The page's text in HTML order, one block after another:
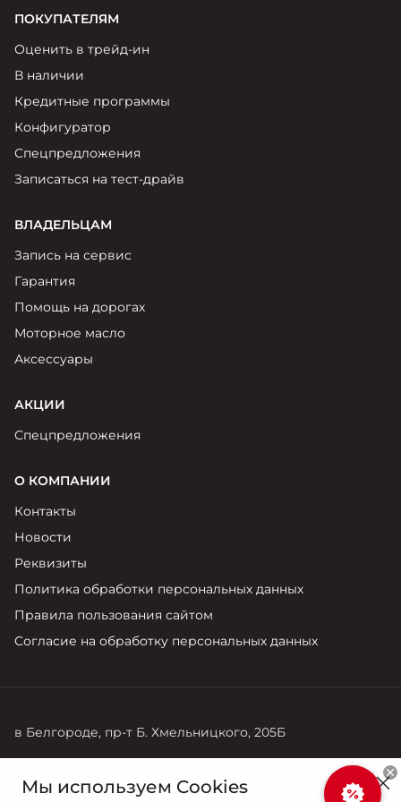
ПОКУПАТЕЛЯМ
Оценить в трейд-ин
В наличии
Кредитные программы
Конфигуратор
Спецпредложения
Записаться на тест-драйв
ВЛАДЕЛЬЦАМ
Запись на сервис
Гарантия
Помощь на дорогах
Моторное масло
Аксессуары
АКЦИИ
Спецпредложения
О КОМПАНИИ
Контакты
Новости
Реквизиты
Политика обработки персональных данных
Правила пользования сайтом
Согласие на обработку персональных данных
в Белгороде, пр-т Б. Хмельницкого, 205Б
8 (4722) 35-76-76
Мы используем Cookies